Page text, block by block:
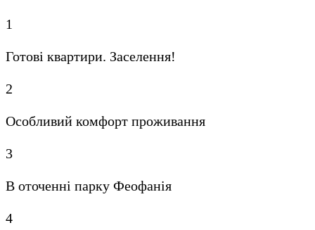
1
Готові квартири. Заселення!
2
Особливий комфорт проживання
3
В оточенні парку Феофанія
4